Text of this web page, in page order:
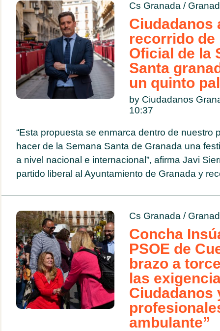
Cs Granada /
Ciudadanos
recorrido de
Oficial de la
Santa
un quinto
by Ciudadanos
10:37
“Esta propuesta se enmarca dentro de nuestro
hacer de la Semana Santa de Granada una
a nivel nacional e internacional”, afirma Javi
partido liberal al Ayuntamiento de Granada y
Cs Granada /
Concha
PSOE de
brazo a
las
Ciudadanos
ambulante”